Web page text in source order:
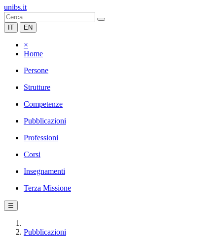
unibs.it
IT EN
×
Home
Persone
Strutture
Competenze
Pubblicazioni
Professioni
Corsi
Insegnamenti
Terza Missione
☰
Pubblicazioni